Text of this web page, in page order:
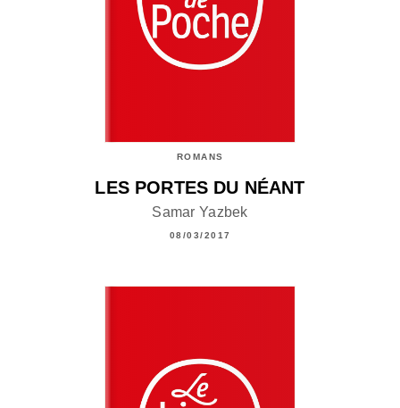
ROMANS
LES PORTES DU NÉANT
Samar Yazbek
08/03/2017